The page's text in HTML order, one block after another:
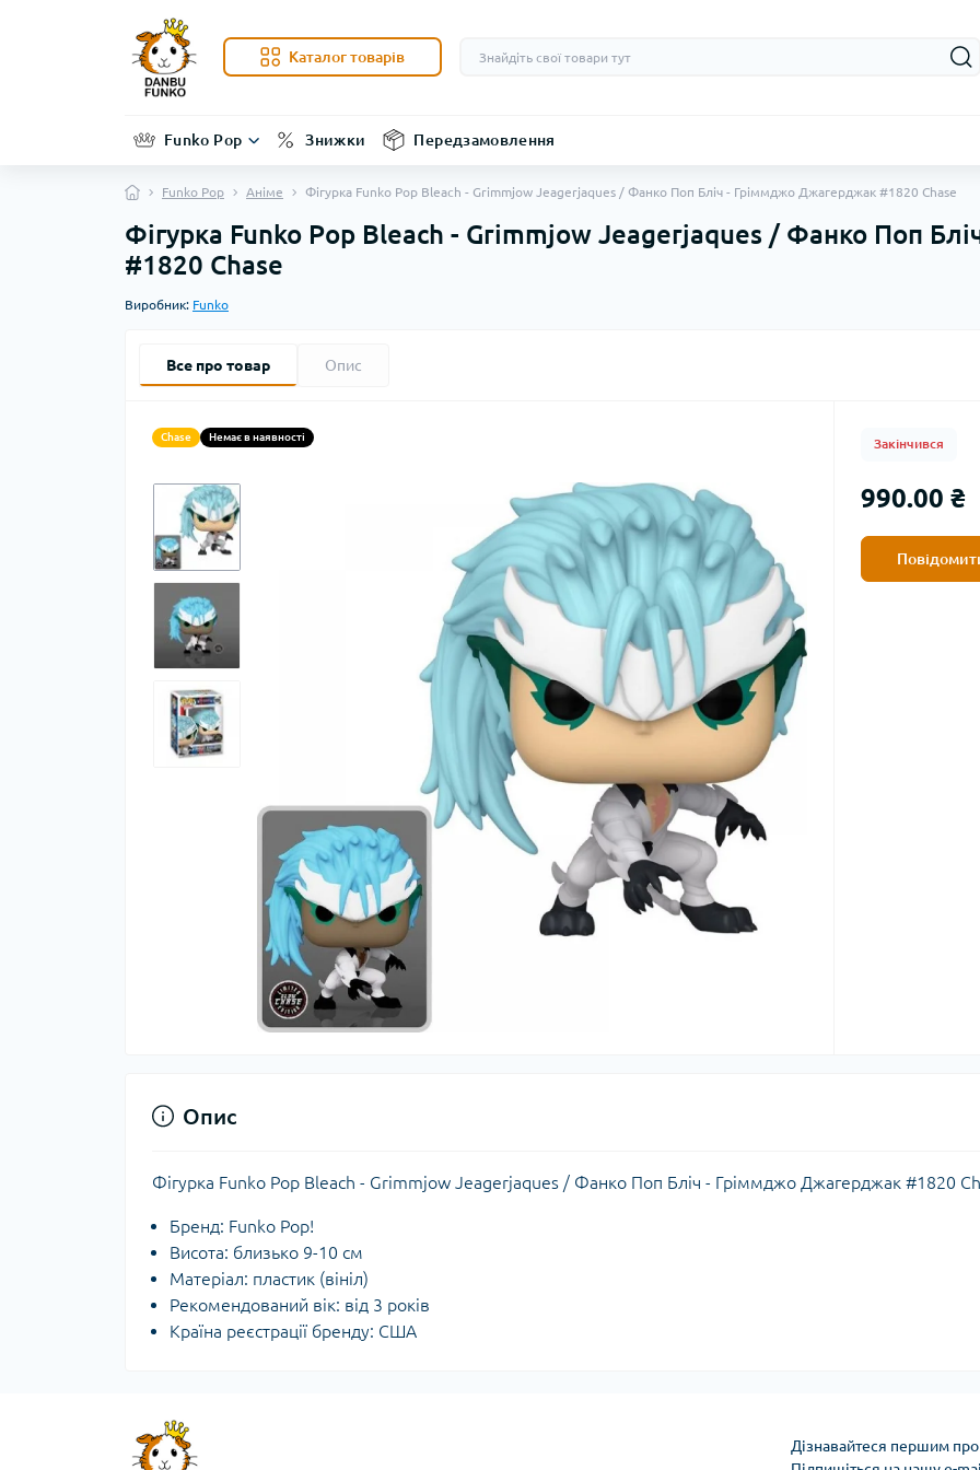
Каталог товарів
Funko Pop Знижки Передзамовлення
Funko Pop Аніме Фігурка Funko Pop Bleach - Grimmjow Jeagerjaques / Фанко Поп Бліч - Гріммджо Джагерджак #1820 Chase
Фігурка Funko Pop Bleach - Grimmjow Jeagerjaques / Фанко Поп
#1820 Chase
Виробник: Funko
Все про товар Опис
Chase Немає в наявності Закінчився
990.00 ₴
Опис
Фігурка Funko Pop Bleach - Grimmjow Jeagerjaques / Фанко Поп Бліч - Гріммджо Джагерджак #1820
Бренд: Funko Pop!
Висота: близько 9-10 см
Матеріал: пластик (вініл)
Рекомендований вік: від 3 років
Країна реєстрації бренду: США
Дізнавайтеся першим про